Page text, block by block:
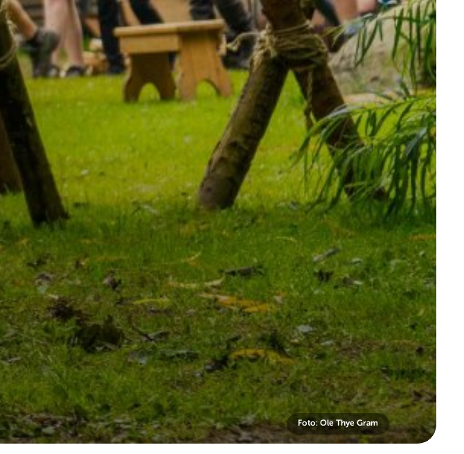
Foto: Ole Thye Gram